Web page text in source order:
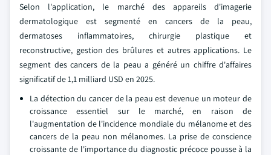
Selon l'application, le marché des appareils d'imagerie
dermatologique est segmenté en cancers de la peau,
dermatoses inflammatoires, chirurgie plastique et
reconstructive, gestion des brûlures et autres applications. Le
segment des cancers de la peau a généré un chiffre d'affaires
significatif de 1,1 milliard USD en 2025.
La détection du cancer de la peau est devenue un moteur de
croissance essentiel sur le marché, en raison de
l'augmentation de l'incidence mondiale du mélanome et des
cancers de la peau non mélanomes. La prise de conscience
croissante de l'importance du diagnostic précoce pousse à la